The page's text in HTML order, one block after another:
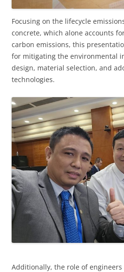
Focusing on the lifecycle
concrete, which alone accounts
carbon emissions, this
for mitigating the environmental
design, material selection, and
technologies.
Additionally, the role of